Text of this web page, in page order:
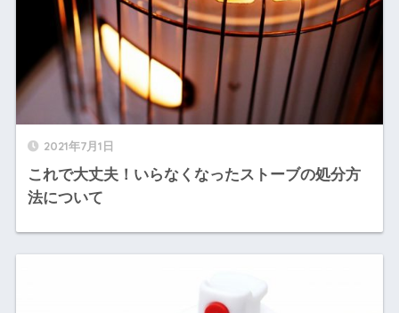
2021年7月1日
これで大丈夫！いらなくなったストーブの処分方
法について